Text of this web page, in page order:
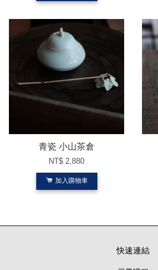
青瓷 小山茶倉
NT$ 2,880
加入購物車
快速連結